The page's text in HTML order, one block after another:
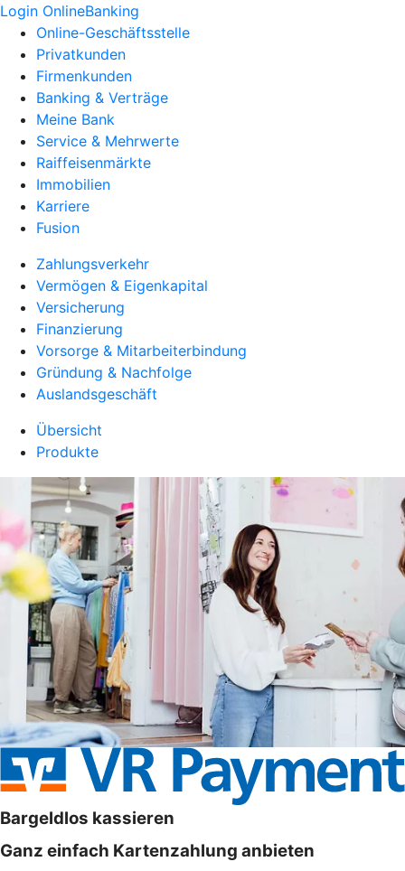
Login OnlineBanking
Online-Geschäftsstelle
Privatkunden
Firmenkunden
Banking & Verträge
Meine Bank
Service & Mehrwerte
Raiffeisenmärkte
Immobilien
Karriere
Fusion
Zahlungsverkehr
Vermögen & Eigenkapital
Versicherung
Finanzierung
Vorsorge & Mitarbeiterbindung
Gründung & Nachfolge
Auslandsgeschäft
Übersicht
Produkte
Bargeldlos kassieren
Ganz einfach Kartenzahlung anbieten